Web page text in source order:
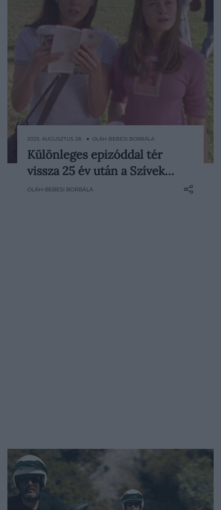
A Szívek szállodája (Gilmore Girls) szereplői
és alkotói visszatérnek Stars Hollow
városába egy új dokumentumfilm erejéig,
2025. AUGUSZTUS 28. ● OLÁH-BEBESI BORBÁLA
Különleges epizóddal tér
vissza 25 év után a Szívek…
OLÁH-BEBESI BORBÁLA